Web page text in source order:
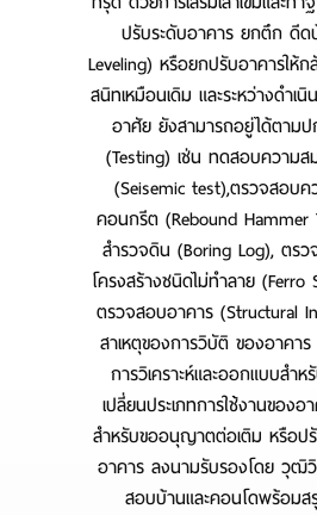
ปรับระดับอาคาร ยกตึก ดีด
Leveling) หรือยกปรับอาคารให้
สนิทเหมือนเดิม และระหว่างดำ
อาศัย ยังสามารถอยู่ได้ตาม
(Testing) เช่น ทดสอบความส
(Seisemic test),ตรวจสอบค
คอนกรีต (Rebound Hammer
สำรวจดิน (Boring Log), ตรว
โครงสร้างชนิดไม่ทำลาย
ตรวจสอบอาคาร (Structural
สาเหตุของการวิบัติ ของอาคา
การวิเคราะห์และออกแบบส
เปลี่ยนประเภทการใช้งานของอ
สำหรับขออนุญาตต่อเติม หรือปรั
อาคาร ลงนามรับรองโดย วุฒิ
สอบบ้านและคอนโดพร้อมส